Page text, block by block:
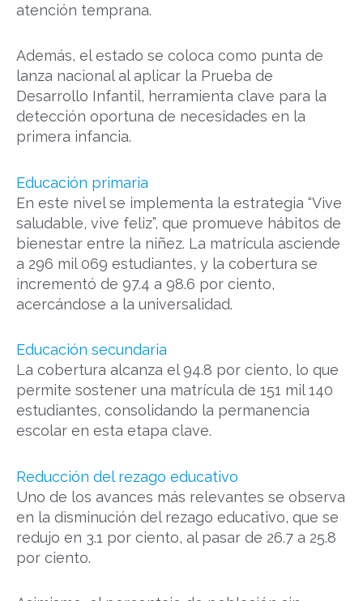
atención temprana.
Además, el estado se coloca como punta de
lanza nacional al aplicar la Prueba de
Desarrollo Infantil, herramienta clave para la
detección oportuna de necesidades en la
primera infancia.
Educación primaria
En este nivel se implementa la estrategia “Vive
saludable, vive feliz”, que promueve hábitos de
bienestar entre la niñez. La matrícula asciende
a 296 mil 069 estudiantes, y la cobertura se
incrementó de 97.4 a 98.6 por ciento,
acercándose a la universalidad.
Educación secundaria
La cobertura alcanza el 94.8 por ciento, lo que
permite sostener una matrícula de 151 mil 140
estudiantes, consolidando la permanencia
escolar en esta etapa clave.
Reducción del rezago educativo
Uno de los avances más relevantes se observa
en la disminución del rezago educativo, que se
redujo en 3.1 por ciento, al pasar de 26.7 a 25.8
por ciento.